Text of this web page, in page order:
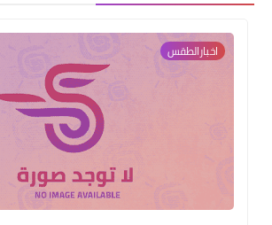
اخبارالطقس